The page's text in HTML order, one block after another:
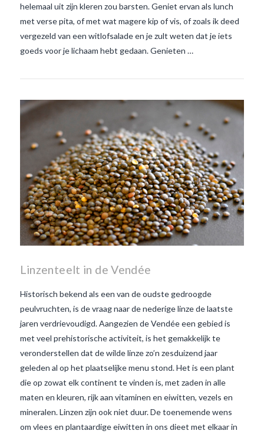
helemaal uit zijn kleren zou barsten. Geniet ervan als lunch
met verse pita, of met wat magere kip of vis, of zoals ik deed
vergezeld van een witlofsalade en je zult weten dat je iets
goeds voor je lichaam hebt gedaan. Genieten …
Linzenteelt in de Vendée
Historisch bekend als een van de oudste gedroogde
peulvruchten, is de vraag naar de nederige linze de laatste
jaren verdrievoudigd. Aangezien de Vendée een gebied is
met veel prehistorische activiteit, is het gemakkelijk te
veronderstellen dat de wilde linze zo’n zesduizend jaar
geleden al op het plaatselijke menu stond. Het is een plant
die op zowat elk continent te vinden is, met zaden in alle
maten en kleuren, rijk aan vitaminen en eiwitten, vezels en
mineralen. Linzen zijn ook niet duur. De toenemende wens
om vlees en plantaardige eiwitten in ons dieet met elkaar in